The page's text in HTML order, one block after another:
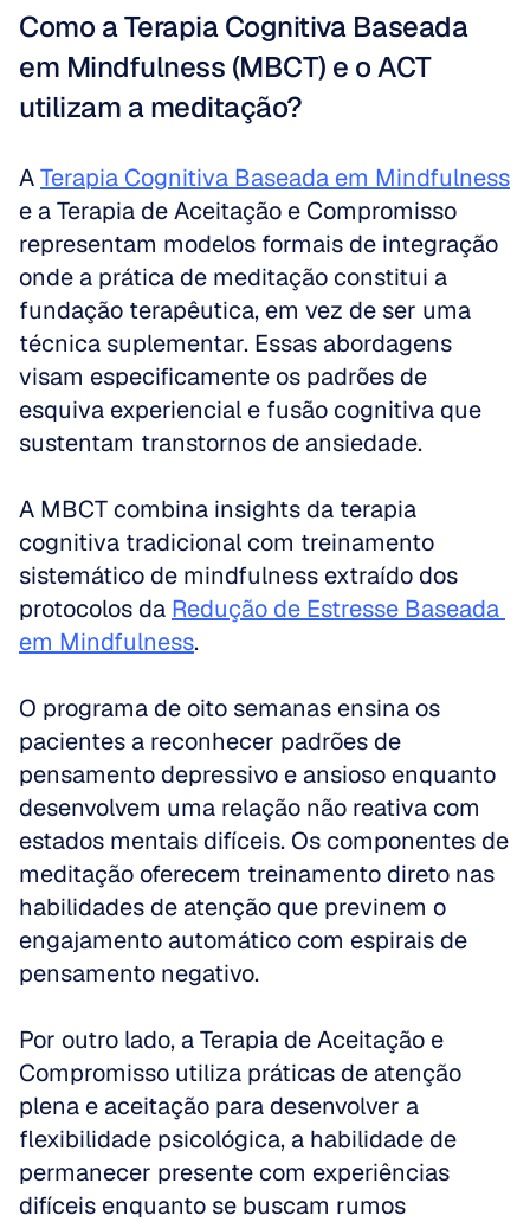
Como a Terapia Cognitiva Baseada
em Mindfulness (MBCT) e o ACT
utilizam a meditação?
A Terapia Cognitiva Baseada em Mindfulness
e a Terapia de Aceitação e Compromisso
representam modelos formais de integração
onde a prática de meditação constitui a
fundação terapêutica, em vez de ser uma
técnica suplementar. Essas abordagens
visam especificamente os padrões de
esquiva experiencial e fusão cognitiva que
sustentam transtornos de ansiedade.
A MBCT combina insights da terapia
cognitiva tradicional com treinamento
sistemático de mindfulness extraído dos
protocolos da Redução de Estresse Baseada
em Mindfulness.
O programa de oito semanas ensina os
pacientes a reconhecer padrões de
pensamento depressivo e ansioso enquanto
desenvolvem uma relação não reativa com
estados mentais difíceis. Os componentes de
meditação oferecem treinamento direto nas
habilidades de atenção que previnem o
engajamento automático com espirais de
pensamento negativo.
Por outro lado, a Terapia de Aceitação e
Compromisso utiliza práticas de atenção
plena e aceitação para desenvolver a
flexibilidade psicológica, a habilidade de
permanecer presente com experiências
difíceis enquanto se buscam rumos